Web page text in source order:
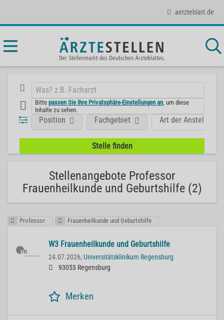
aerzteblatt.de
Bittepassen Sie Ihre Privatsphäre-Einstellungen an , um diese
Inhalte zu sehen.
Position Fachgebiet Art der Anstellung
Stellenangebote Professor
Frauenheilkunde und Geburtshilfe (2)
Professor Frauenheilkunde und Geburtshilfe
W3 Frauenheilkunde und Geburtshilfe
24.07.2026, Universitätsklinikum Regensburg
93053 Regensburg
Merken